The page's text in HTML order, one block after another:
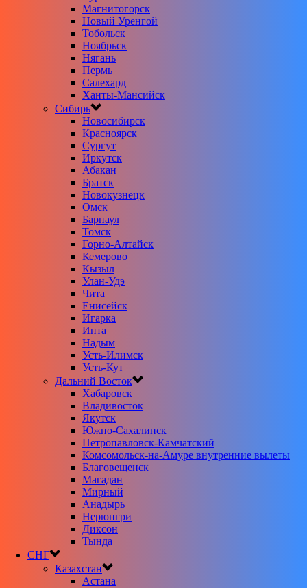
Магнитогорск
Новый Уренгой
Тобольск
Ноябрьск
Нягань
Пермь
Салехард
Ханты-Мансийск
Сибирь
Новосибирск
Красноярск
Сургут
Иркутск
Абакан
Братск
Новокузнецк
Омск
Барнаул
Томск
Горно-Алтайск
Кемерово
Кызыл
Улан-Удэ
Чита
Енисейск
Игарка
Инта
Надым
Усть-Илимск
Усть-Кут
Дальний Восток
Хабаровск
Владивосток
Якутск
Южно-Сахалинск
Петропавловск-Камчатский
Комсомольск-на-Амуре внутренние вылеты
Благовещенск
Магадан
Мирный
Анадырь
Нерюнгри
Диксон
Тында
СНГ
Казахстан
Астана